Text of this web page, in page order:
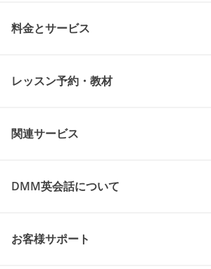
料金とサービス
レッスン予約・教材
関連サービス
DMM英会話について
お客様サポート